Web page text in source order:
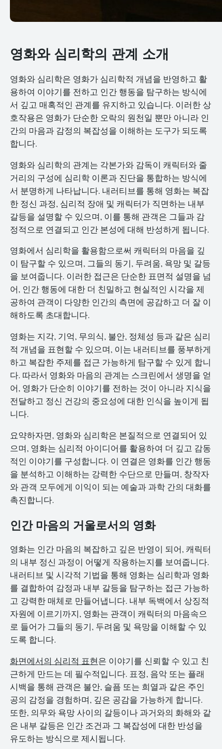
영화와 심리학의 관계 소개
영화와 심리학은 영화가 심리학적 개념을 반영하고 활
용하여 이야기를 전하고 인간 행동을 탐구하는 방식에
서 깊고 매혹적인 관계를 유지하고 있습니다. 이러한 상
호작용은 영화가 단순한 오락의 원천일 뿐만 아니라 인
간의 마음과 감정의 복잡성을 이해하는 도구가 되도록
합니다.
영화와 심리학의 관계는 각본가와 감독이 캐릭터와 줄
거리의 구성에 심리학 이론과 진단을 통합하는 방식에
서 분명하게 나타납니다. 내러티브를 통해 영화는 복잡
한 정신 과정, 심리적 장애 및 캐릭터가 직면하는 내부
갈등을 설명할 수 있으며, 이를 통해 관객은 그들과 감
정적으로 연결되고 인간 본성에 대해 반성하게 됩니다.
영화에서 심리학을 활용함으로써 캐릭터의 마음을 깊
이 탐구할 수 있으며, 그들의 동기, 두려움, 욕망 및 갈등
을 보여줍니다. 이러한 접근은 단순한 표면적 설명을 넘
어, 인간 행동에 대한 더 친밀하고 현실적인 시각을 제
공하여 관객이 다양한 인간의 측면에 공감하고 더 잘 이
해하도록 초대합니다.
영화는 지각, 기억, 무의식, 불안, 정체성 등과 같은 심리
적 개념을 표현할 수 있으며, 이는 내러티브를 풍부하게
하고 복잡한 주제를 접근 가능하게 탐구할 수 있게 합니
다. 따라서 영화와 마음의 관계는 스크린에서 생명을 얻
어, 영화가 단순히 이야기를 전하는 것이 아니라 지식을
전달하고 정신 건강의 중요성에 대한 인식을 높이게 됩
니다.
요약하자면, 영화와 심리학은 본질적으로 연결되어 있
으며, 영화는 심리적 아이디어를 활용하여 더 깊고 감동
적인 이야기를 구성합니다. 이 연결은 영화를 인간 행동
을 분석하고 이해하는 강력한 수단으로 만들며, 창작자
와 관객 모두에게 이익이 되는 예술과 과학 간의 대화를
촉진합니다.
인간 마음의 거울로서의 영화
영화는 인간 마음의 복잡하고 깊은 반영이 되어, 캐릭터
의 내부 정신 과정이 어떻게 작용하는지를 보여줍니다.
내러티브 및 시각적 기법을 통해 영화는 심리학과 영화
를 결합하여 감정과 내부 갈등을 탐구하는 접근 가능하
고 강력한 매체로 만들어냅니다. 내부 독백에서 상징적
자원에 이르기까지, 영화는 관객이 캐릭터의 마음속으
로 들어가 그들의 동기, 두려움 및 욕망을 이해할 수 있
도록 합니다.
화면에서의 심리적 표현은 이야기를 신뢰할 수 있고 친
근하게 만드는 데 필수적입니다. 표정, 음악 또는 플래
시백을 통해 관객은 불안, 슬픔 또는 희열과 같은 주인
공의 감정을 경험하며, 깊은 공감을 가능하게 합니다.
또한, 의무와 욕망 사이의 갈등이나 과거와의 화해와 같
은 내부 갈등은 인간 조건과 그 복잡성에 대한 반성을
유도하는 방식으로 제시됩니다.